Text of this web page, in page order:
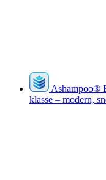
Ashampoo®
klasse – modern,